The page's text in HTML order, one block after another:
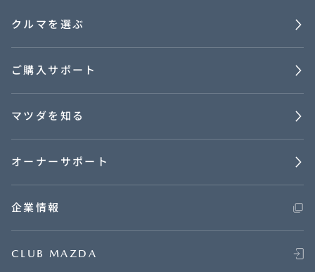
お問合せ/FAQ
ニュースルーム
クルマを選ぶ
ご購入サポート
マツダを知る
オーナーサポート
企業情報
CLUB MAZDA